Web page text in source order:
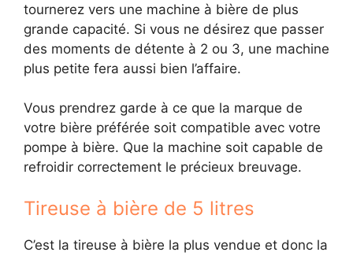
tournerez vers une machine à bière de plus
grande capacité. Si vous ne désirez que passer
des moments de détente à 2 ou 3, une machine
plus petite fera aussi bien l’affaire.
Vous prendrez garde à ce que la marque de
votre bière préférée soit compatible avec votre
pompe à bière. Que la machine soit capable de
refroidir correctement le précieux breuvage.
Tireuse à bière de 5 litres
C’est la tireuse à bière la plus vendue et donc la